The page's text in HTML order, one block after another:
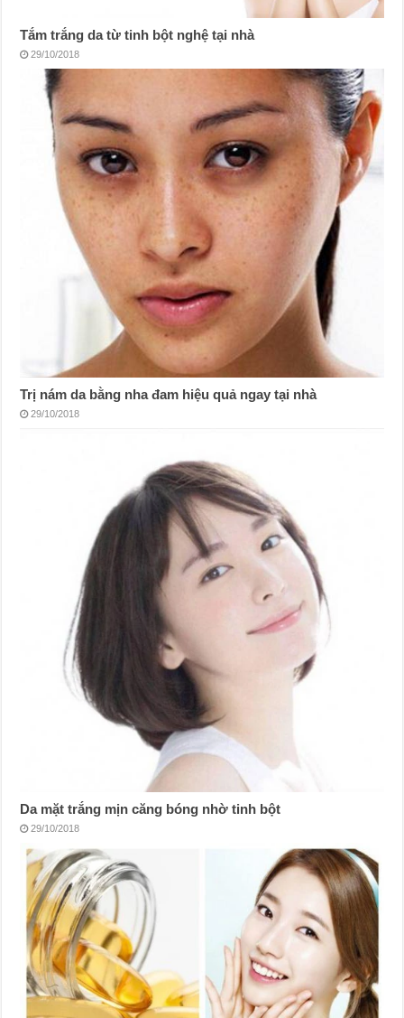
Tắm trắng da từ tinh bột nghệ tại nhà
29/10/2018
Trị nám da bằng nha đam hiệu quả ngay tại nhà
29/10/2018
Da mặt trắng mịn căng bóng nhờ tinh bột
29/10/2018